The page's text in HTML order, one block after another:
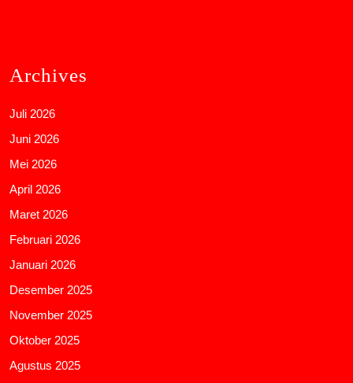
Archives
Juli 2026
Juni 2026
Mei 2026
April 2026
Maret 2026
Februari 2026
Januari 2026
Desember 2025
November 2025
Oktober 2025
Agustus 2025